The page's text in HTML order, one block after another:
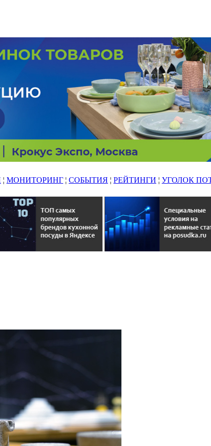
¦ МОНИТОРИНГ ¦ СОБЫТИЯ ¦ РЕЙТИНГИ ¦ УГОЛОК